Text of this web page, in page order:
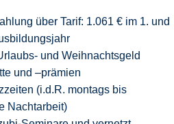
über Tarif: 1.061 € im 1. und
und Weihnachtsgeld
und –prämien
(i.d.R. montags bis
Nachtarbeit)